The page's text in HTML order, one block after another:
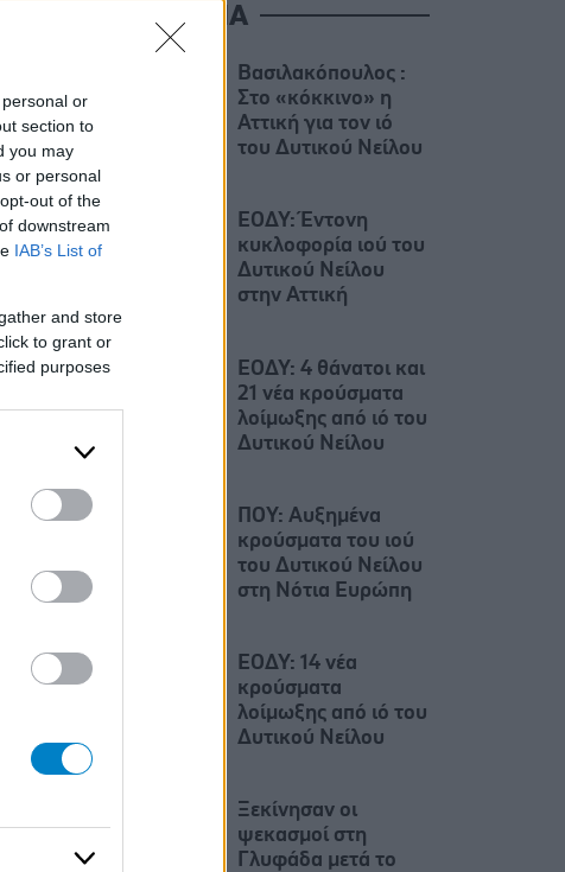
or
section to
you may
or personal
out of the
downstream
IAB’s List of
and store
to grant or
purposes
ΔΙΑΒΑΣΤΕ ΑΚΟΜΑ
Βασιλακόπουλος :
Στο «κόκκινο» η
Αττική για τον ιό
του Δυτικού Νείλου
ΕΟΔΥ: Έντονη
κυκλοφορία ιού του
Δυτικού Νείλου
στην Αττική
ΕΟΔΥ: 4 θάνατοι και
21 νέα κρούσματα
λοίμωξης από ιό του
Δυτικού Νείλου
ΠΟΥ: Αυξημένα
κρούσματα του ιού
του Δυτικού Νείλου
στη Νότια Ευρώπη
ΕΟΔΥ: 14 νέα
κρούσματα
λοίμωξης από ιό του
Δυτικού Νείλου
Ξεκίνησαν οι
ψεκασμοί στη
Γλυφάδα μετά το